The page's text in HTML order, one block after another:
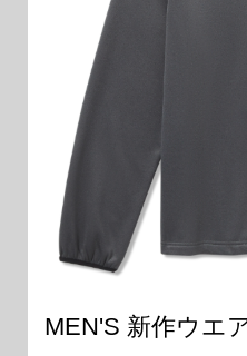
MEN'S 新作ウエ